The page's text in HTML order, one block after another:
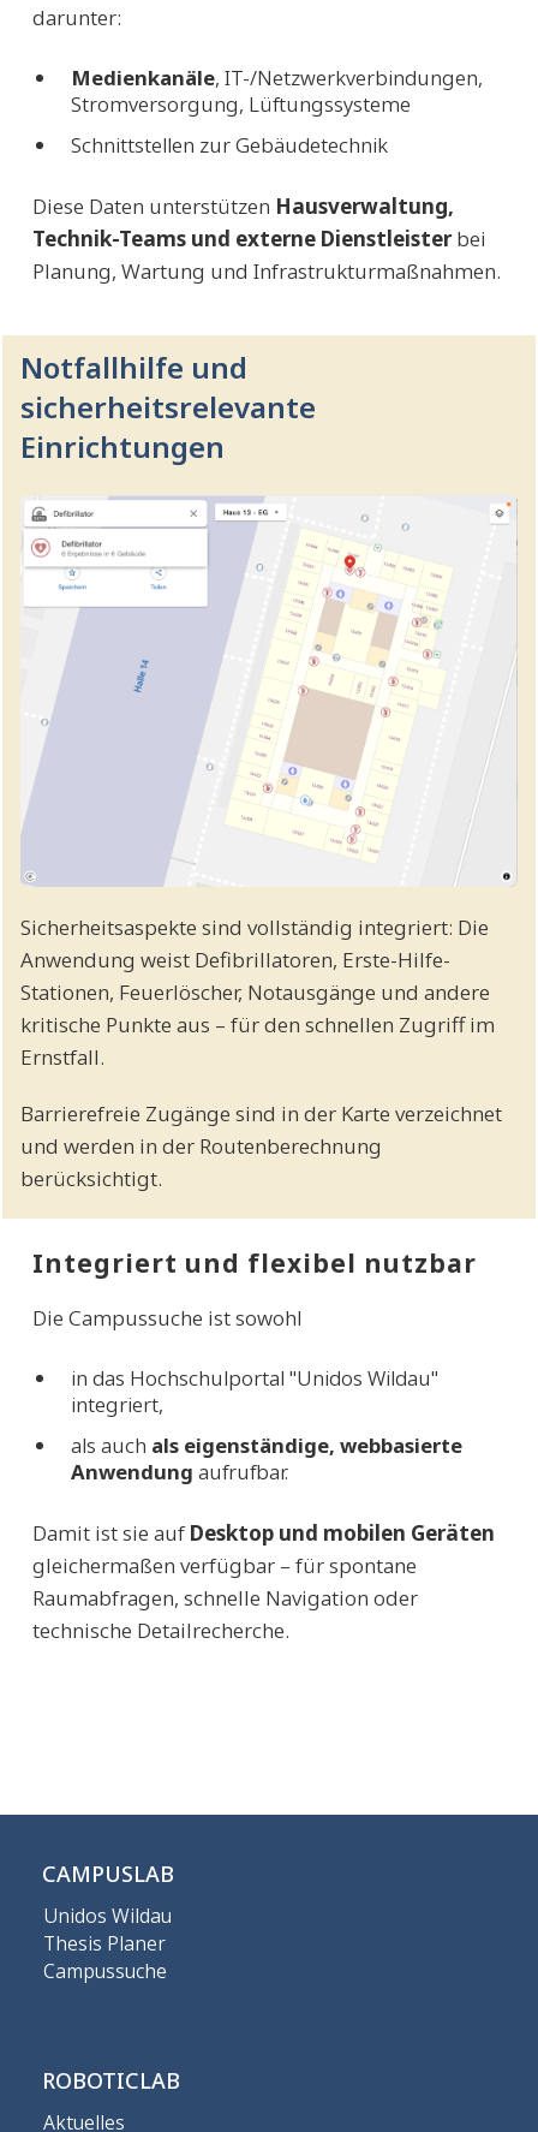
darunter:
Medienkanäle, IT-/Netzwerkverbindungen,
Stromversorgung, Lüftungssysteme
Schnittstellen zur Gebäudetechnik
Diese Daten unterstützen Hausverwaltung,
Technik-Teams und externe Dienstleisterbei
Planung, Wartung und Infrastrukturmaßnahmen.
Notfallhilfe und
sicherheitsrelevante
Einrichtungen
Sicherheitsaspekte sind vollständig integriert: Die
Anwendung weist Defibrillatoren, Erste-Hilfe-
Stationen, Feuerlöscher, Notausgänge und andere
kritische Punkte aus – für den schnellen Zugriff im
Ernstfall.
Barrierefreie Zugänge sind in der Karte verzeichnet
und werden in der Routenberechnung
berücksichtigt.
Integriert und flexibel nutzbar
Die Campussuche ist sowohl
in das Hochschulportal "Unidos Wildau"
integriert,
als auch als eigenständige, webbasierte
Anwendung aufrufbar.
Damit ist sie aufDesktop und mobilen Geräten
gleichermaßen verfügbar – für spontane
Raumabfragen, schnelle Navigation oder
technische Detailrecherche.
CAMPUSLAB
Unidos Wildau
Thesis Planer
Campussuche
ROBOTICLAB
Aktuelles